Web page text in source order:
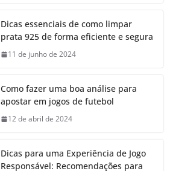
Dicas essenciais de como limpar
prata 925 de forma eficiente e segura
11 de junho de 2024
Como fazer uma boa análise para
apostar em jogos de futebol
12 de abril de 2024
Dicas para uma Experiência de Jogo
Responsável: Recomendações para